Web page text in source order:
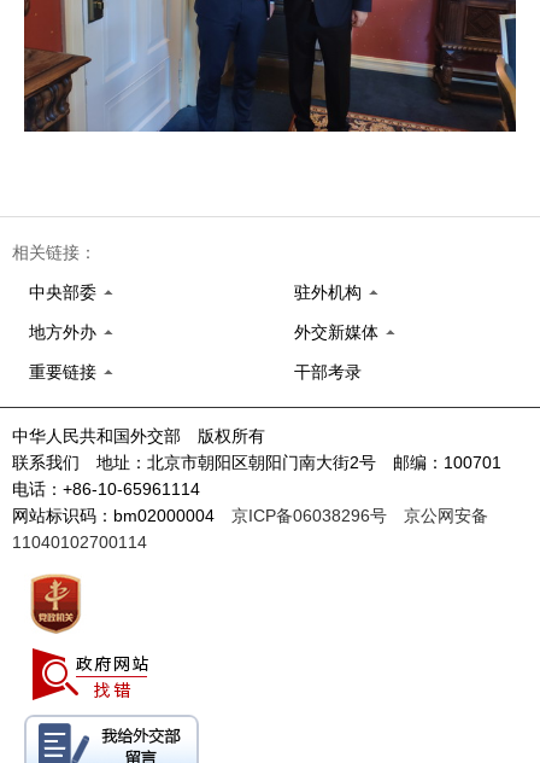
相关链接：
中央部委 驻外机构
地方外办 外交新媒体
重要链接 干部考录
中华人民共和国外交部 版权所有
联系我们 地址：北京市朝阳区朝阳门南大街2号 邮编：100701
电话：+86-10-65961114
网站标识码：bm02000004 京ICP备06038296号
京公网安备
11040102700114